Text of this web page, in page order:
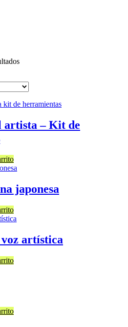
Ordenado
por
más
artista – Kit de
japonesa
artística